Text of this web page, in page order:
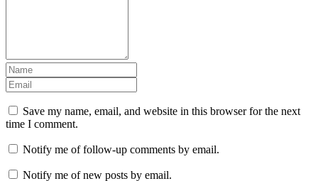
Save my name, email, and website in this browser for the next
time I comment.
Notify me of follow-up comments by email.
Notify me of new posts by email.